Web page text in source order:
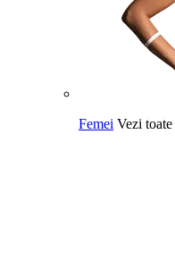
Femei Vezi